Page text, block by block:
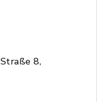
8,